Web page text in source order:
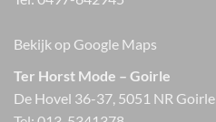
Bekijk op Google Maps
Ter Horst Mode – Goirle
De Hovel 36-37, 5051 NR Goirle